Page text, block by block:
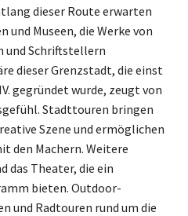
dieser Route erwarten
und Museen, die Werke von
und Schriftstellern
dieser Grenzstadt, die einst
gegründet wurde, zeugt von
Stadttouren bringen
Szene und ermöglichen
den Machern. Weitere
das Theater, die ein
bieten. Outdoor-
und Radtouren rund um die